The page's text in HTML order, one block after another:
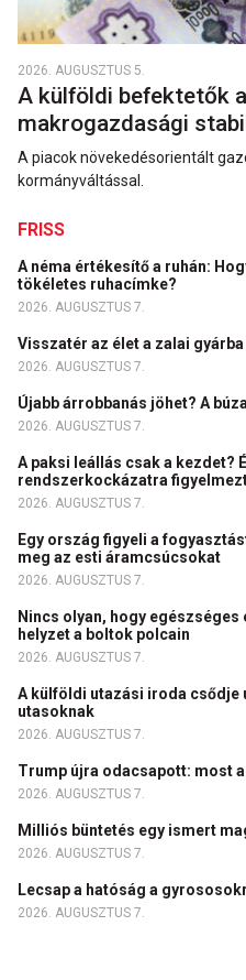
2026. AUGUSZTUS 5.
A külföldi befektetők
makrogazdasági
A piacok növekedésorientált
kormányváltással.
FRISS
A néma értékesítő a ruhán:
tökéletes ruhacímke?
2026. AUGUSZTUS 7.
Visszatér az élet a zalai gyárba
2026. AUGUSZTUS 7.
Újabb árrobbanás jöhet? A
2026. AUGUSZTUS 7.
A paksi leállás csak a kezdet?
rendszerkockázatra
2026. AUGUSZTUS 7.
Egy ország figyeli a
meg az esti áramcsúcsokat
2026. AUGUSZTUS 7.
Nincs olyan, hogy
helyzet a boltok polcain
2026. AUGUSZTUS 7.
A külföldi utazási iroda csődje
utasoknak
2026. AUGUSZTUS 7.
Trump újra odacsapott: most
2026. AUGUSZTUS 7.
Milliós büntetés egy ismert
2026. AUGUSZTUS 7.
Lecsap a hatóság a
2026. AUGUSZTUS 7.